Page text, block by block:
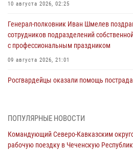
10 августа 2026, 02:25
Генерал-полковник Иван Шмелев
сотрудников подразделений
с профессиональным праздником
09 августа 2026, 21:01
Росгвардейцы оказали помощь
09 августа 2026, 11:12
ПОПУЛЯРНЫЕ НОВОСТИ
Командующий Северо-Кавказским
рабочую поездку в Чеченскую